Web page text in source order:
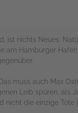
ist nichts Neues.
am Hamburger
muss auch Max
Leib spüren, als
nicht die einzige Tote